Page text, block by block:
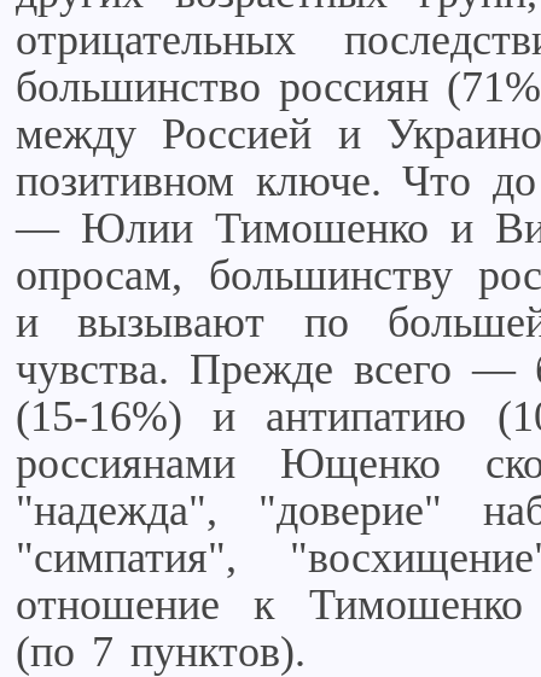
отрицательных
большинство россиян
между Россией и
позитивном ключе. Что
— Юлии Тимошенко и
опросам, большинству
и вызывают по большей
чувства. Прежде всего —
(15-16%) и антипатию
россиянами Ющенко
"надежда", "доверие"
"симпатия",
отношение к Тимошенко
(по 7 пунктов).